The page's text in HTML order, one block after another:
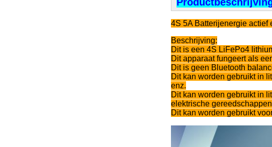
4S 5A Batterijenergie actief
Beschrijving:
Dit is een 4S LiFePo4
Dit apparaat fungeert als
Dit is geen Bluetooth
Dit kan worden gebruikt in
enz.
Dit kan worden gebruikt in
elektrische
Dit kan worden gebruikt